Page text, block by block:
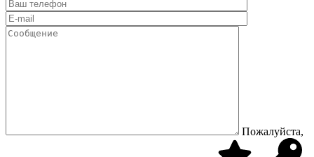
Пожалуйста,